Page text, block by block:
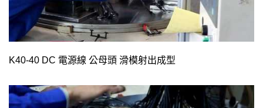
K40-40 DC 電源線 公母頭 滑模射出成型